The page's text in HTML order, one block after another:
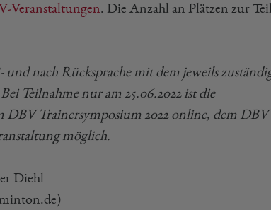
Veranstaltungen. Die Anzahl an Plätzen zur
nach Rücksprache mit dem jeweils
Teilnahme nur am 25.06.2022 ist die
Trainersymposium 2022 online, dem
möglich.
Diehl